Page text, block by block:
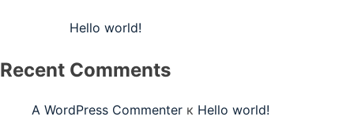
Hello world!
Recent Comments
A WordPress Commenter к Hello world!